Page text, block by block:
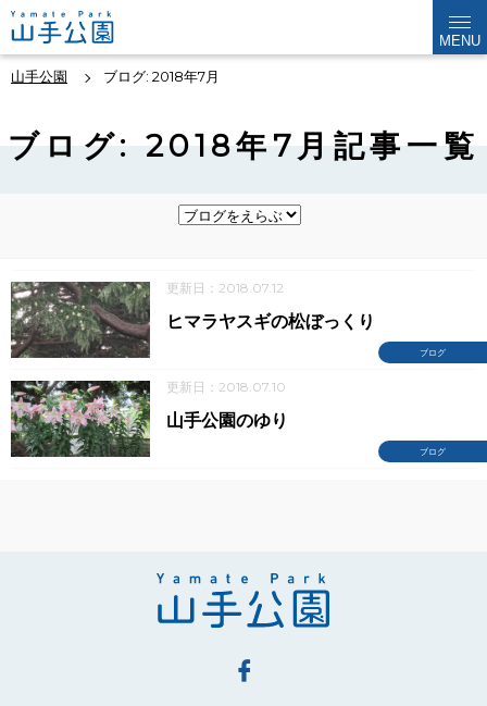
MENU
山手公園 ブログ: 2018年7月
ブログ: 2018年7月記事一覧
更新日：2018.07.12
ブログ
ヒマラヤスギの松ぼっくり
更新日：2018.07.10
ブログ
山手公園のゆり